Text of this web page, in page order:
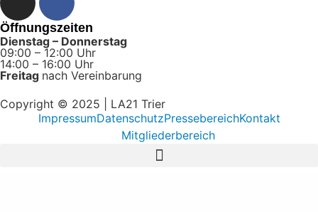
Öffnungszeiten
Dienstag – Donnerstag
09:00 – 12:00 Uhr
14:00 – 16:00 Uhr
Freitag nach Vereinbarung
Copyright © 2025 | LA21 Trier
ImpressumDatenschutzPressebereichKontakt
Mitgliederbereich